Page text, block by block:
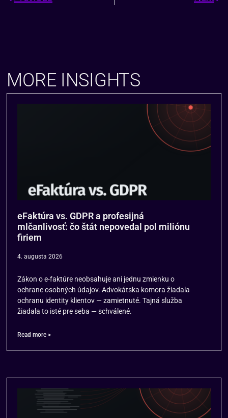
MORE INSIGHTS
eFaktúra vs. GDPR a profesijná
mlčanlivosť: čo štát nepovedal pol miliónu
firiem
4. augusta 2026
Zákon o e-faktúre neobsahuje ani jednu zmienku o
ochrane osobných údajov. Advokátska komora žiadala
ochranu identity klientov — zamietnuté. Tajná služba
žiadala to isté pre seba — schválené.
Read more >